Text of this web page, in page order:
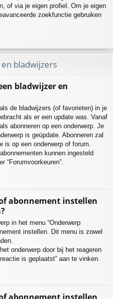
of via je eigen profiel. Om je eigen
zoekfunctie gebruiken
bladwijzers
bladwijzer en
de bladwijzers (of favorieten) in je
als er een update was. Vanaf
abonneren op een onderwerp. Je
is geüpdate. Abonneren zal
is op een onderwerp of forum.
kunnen ingesteld
“Forumvoorkeuren”.
abonnement instellen
in het menu “Onderwerp
instellen. Dit menu is zowel
onderwerp door bij het reageren
is geplaatst” aan te vinken.